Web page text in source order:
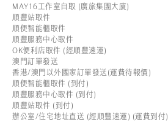
MAY16工作室自取 (廣旅集團大廈)
順豐站取件
順便智能櫃取件
順豐服務中心取件
OK便利店取件 (經順豐速運)
澳門訂單發送
香港/澳門以外國家訂單發送(運費待報價)
順便智能櫃取件 (到付)
順豐服務中心取件 (到付)
順豐站取件 (到付)
辦公室/住宅地址直送 (經順豐速運) (運費到付)